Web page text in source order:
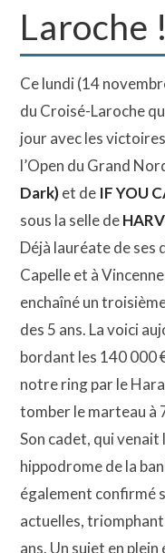
Laroche !
Ce lundi (14
du Croisé-Laroche
jour avec les
l’Open du Grand
Dark)et de IF YOU
sous la selle de
Déjà lauréate de ses
Capelle et à
enchaîné un
des 5 ans. La voici
bordant les 140 000
notre ring par le
tomber le marteau à
Son cadet, qui venait
hippodrome de la
également confirmé
actuelles, triomphant
ans. Un sujet en